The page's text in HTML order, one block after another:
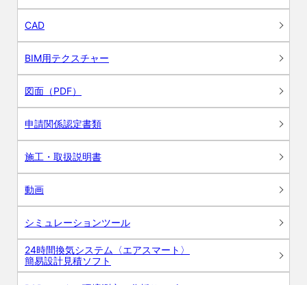
CAD
BIM用テクスチャー
図面（PDF）
申請関係認定書類
施工・取扱説明書
動画
シミュレーションツール
24時間換気システム〈エアスマート〉
簡易設計見積ソフト